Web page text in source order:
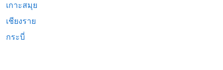
เกาะสมุย
เชียงราย
กระบี่